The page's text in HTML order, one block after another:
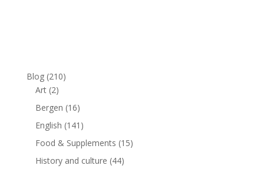
Blog(210)
Art(2)
Bergen (16)
English (141)
Food & Supplements (15)
History and culture (44)